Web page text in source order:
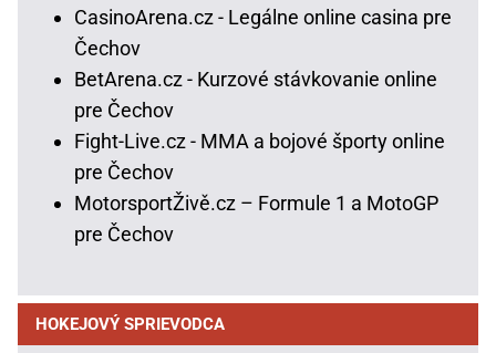
CasinoArena.cz - Legálne online casina pre
Čechov
BetArena.cz - Kurzové stávkovanie online
pre Čechov
Fight-Live.cz - MMA a bojové športy online
pre Čechov
MotorsportŽivě.cz – Formule 1 a MotoGP
pre Čechov
HOKEJOVÝ SPRIEVODCA